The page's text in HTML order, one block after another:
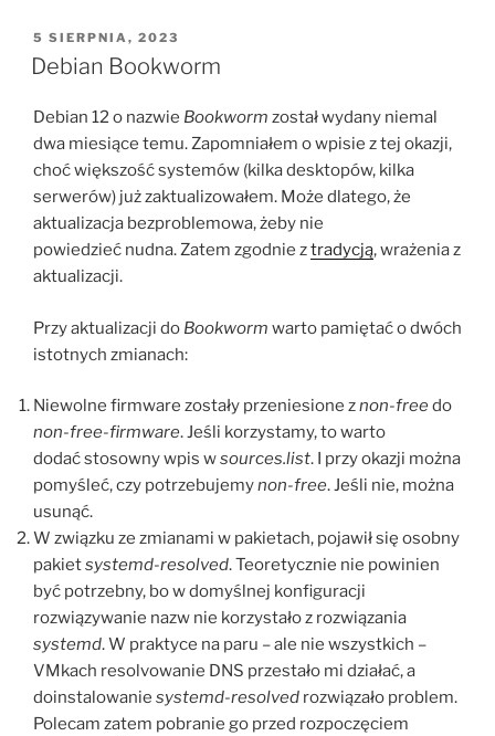
OPUBLIKOWANE
W
5 SIERPNIA, 2023
Debian Bookworm
Debian 12 o nazwie Bookworm został wydany niemal
dwa miesiące temu. Zapomniałem o wpisie z tej okazji,
choć większość systemów (kilka desktopów, kilka
serwerów) już zaktualizowałem. Może dlatego, że
aktualizacja bezproblemowa, żeby nie
powiedzieć nudna. Zatem zgodnie ztradycją, wrażenia z
aktualizacji.
Przy aktualizacji do Bookworm warto pamiętać o dwóch
istotnych zmianach:
Niewolne firmware zostały przeniesione znon-freedo
non-free-firmware. Jeśli korzystamy, to warto
dodać stosowny wpis wsources.list. I przy okazji można
pomyśleć, czy potrzebujemynon-free. Jeśli nie, można
usunąć.
W związku ze zmianami w pakietach, pojawił się osobny
pakietsystemd-resolved. Teoretycznie nie powinien
być potrzebny, bo w domyślnej konfiguracji
rozwiązywanie nazw nie korzystało z rozwiązania
systemd. W praktyce na paru – ale nie wszystkich –
VMkach resolvowanie DNS przestało mi działać, a
doinstalowanie systemd-resolved rozwiązało problem.
Polecam zatem pobranie go przed rozpoczęciem